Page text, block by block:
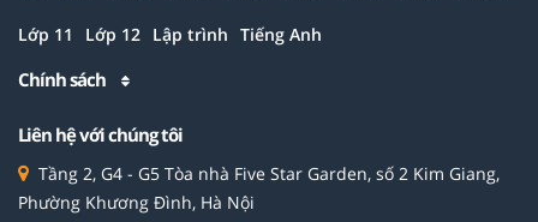
Lớp 11 Lớp 12 Lập trình Tiếng Anh
Chính sách
Liên hệ với chúng tôi
Tầng 2, G4 - G5 Tòa nhà Five Star Garden, số 2 Kim Giang,
Phường Khương Đình, Hà Nội